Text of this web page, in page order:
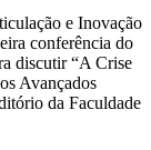
e Inovação
conferência do
discutir “A Crise
Avançados
da Faculdade